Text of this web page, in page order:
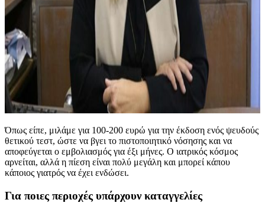
Όπως είπε, μιλάμε για 100-200 ευρώ για την έκδοση ενός ψευδούς
θετικού τεστ, ώστε να βγει το πιστοποιητικό νόσησης και να
αποφεύγεται ο εμβολιασμός για έξι μήνες. Ο ιατρικός κόσμος
αρνείται, αλλά η πίεση είναι πολύ μεγάλη και μπορεί κάπου
κάποιος γιατρός να έχει ενδώσει.
Για ποιες περιοχές υπάρχουν καταγγελίες